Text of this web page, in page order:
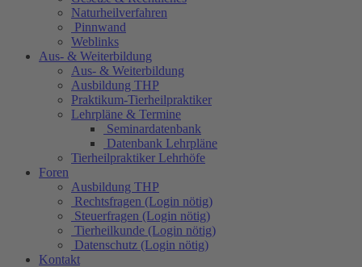
Naturheilverfahren
Pinnwand
Weblinks
Aus- & Weiterbildung
Aus- & Weiterbildung
Ausbildung THP
Praktikum-Tierheilpraktiker
Lehrpläne & Termine
Seminardatenbank
Datenbank Lehrpläne
Tierheilpraktiker Lehrhöfe
Foren
Ausbildung THP
Rechtsfragen (Login nötig)
Steuerfragen (Login nötig)
Tierheilkunde (Login nötig)
Datenschutz (Login nötig)
Kontakt